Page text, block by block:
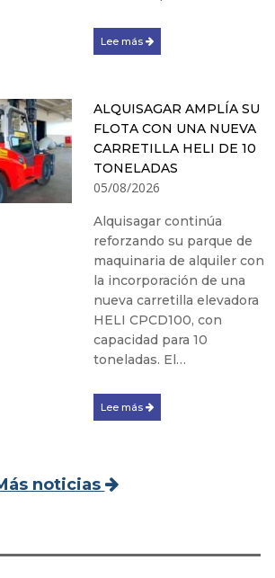
Lee más
ALQUISAGAR AMPLÍA SU
FLOTA CON UNA NUEVA
CARRETILLA HELI DE 10
TONELADAS
05/08/2026
Alquisagar continúa
reforzando su parque de
maquinaria de alquiler con
la incorporación de una
nueva carretilla elevadora
HELI CPCD100, con
capacidad para 10
toneladas. El…
Lee más
noticias